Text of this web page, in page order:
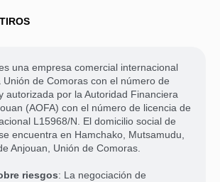
una empresa comercial internacional
Unión de Comoras con el número de
autorizada por la Autoridad Financiera
(AOFA) con el número de licencia de
L15968/N. El domicilio social de
encuentra en Hamchako, Mutsamudu,
Anjouan, Unión de Comoras.
riesgos: La negociación de